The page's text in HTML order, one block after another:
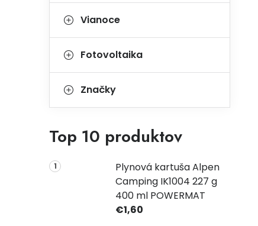
Vianoce
Fotovoltaika
Značky
Top 10 produktov
Plynová kartuša Alpen
Camping IK1004 227 g
400 ml POWERMAT
€1,60